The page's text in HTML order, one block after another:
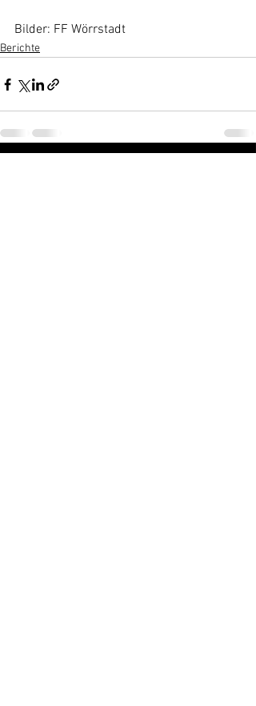
Bilder: FF Wörrstadt
Berichte